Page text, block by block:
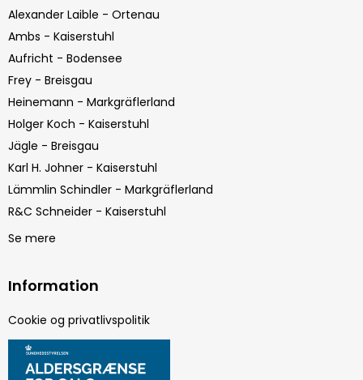
Alexander Laible - Ortenau
Ambs - Kaiserstuhl
Aufricht - Bodensee
Frey - Breisgau
Heinemann - Markgräflerland
Holger Koch - Kaiserstuhl
Jägle - Breisgau
Karl H. Johner - Kaiserstuhl
Lämmlin Schindler - Markgräflerland
R&C Schneider - Kaiserstuhl
Se mere
Information
Cookie og privatlivspolitik